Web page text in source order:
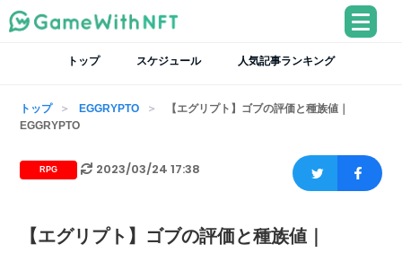
トップ スケジュール 人気記事ランキング
トップ EGGRYPTO
【エグリプト】ゴブの評価と種族値｜
EGGRYPTO
RPG 2023/03/24 17:38
【エグリプト】ゴブの評価と種族値｜